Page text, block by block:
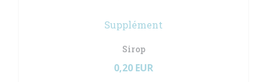
Supplément
Sirop
0,20 EUR